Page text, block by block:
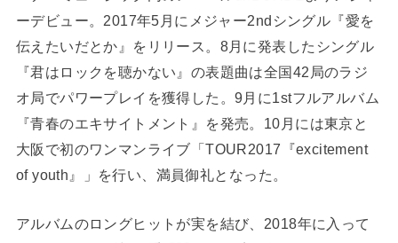
ーデビュー。2017年5月にメジャー2ndシングル『愛を
伝えたいだとか』をリリース。8月に発表したシングル
『君はロックを聴かない』の表題曲は全国42局のラジ
オ局でパワープレイを獲得した。9月に1stフルアルバム
『青春のエキサイトメント』を発売。10月には東京と
大阪で初のワンマンライブ「TOUR2017『excitement
of youth』」を行い、満員御礼となった。
アルバムのロングヒットが実を結び、2018年に入って